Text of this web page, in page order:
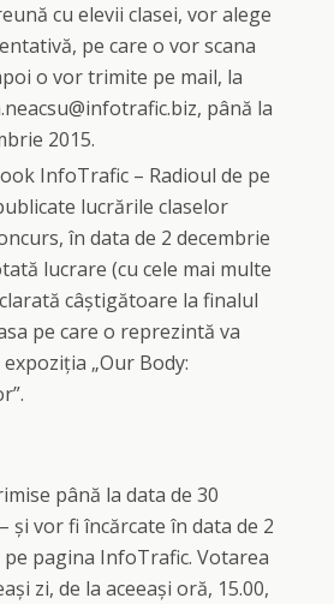
cu elevii clasei, vor alege
pe care o vor scana
o vor trimite pe mail, la
@infotrafic.biz, până la
2015.
InfoTrafic – Radioul de pe
lucrările claselor
în data de 2 decembrie
lucrare (cu cele mai multe
câştigătoare la finalul
pe care o reprezintă va
„Our Body:
până la data de 30
şi vor fi încărcate în data de 2
pe pagina InfoTrafic. Votarea
zi, de la aceeaşi oră, 15.00,